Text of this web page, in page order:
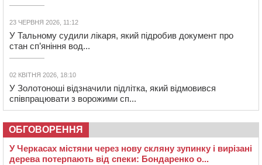
23 ЧЕРВНЯ 2026, 11:12
У Тальному судили лікаря, який підробив документ про
стан сп’яніння вод...
02 КВІТНЯ 2026, 18:10
У Золотоноші відзначили підлітка, який відмовився
співпрацювати з ворожими сп...
ОБГОВОРЕННЯ
У Черкасах містяни через нову скляну зупинку і вирізані
дерева потерпають від спеки: Бондаренко о...